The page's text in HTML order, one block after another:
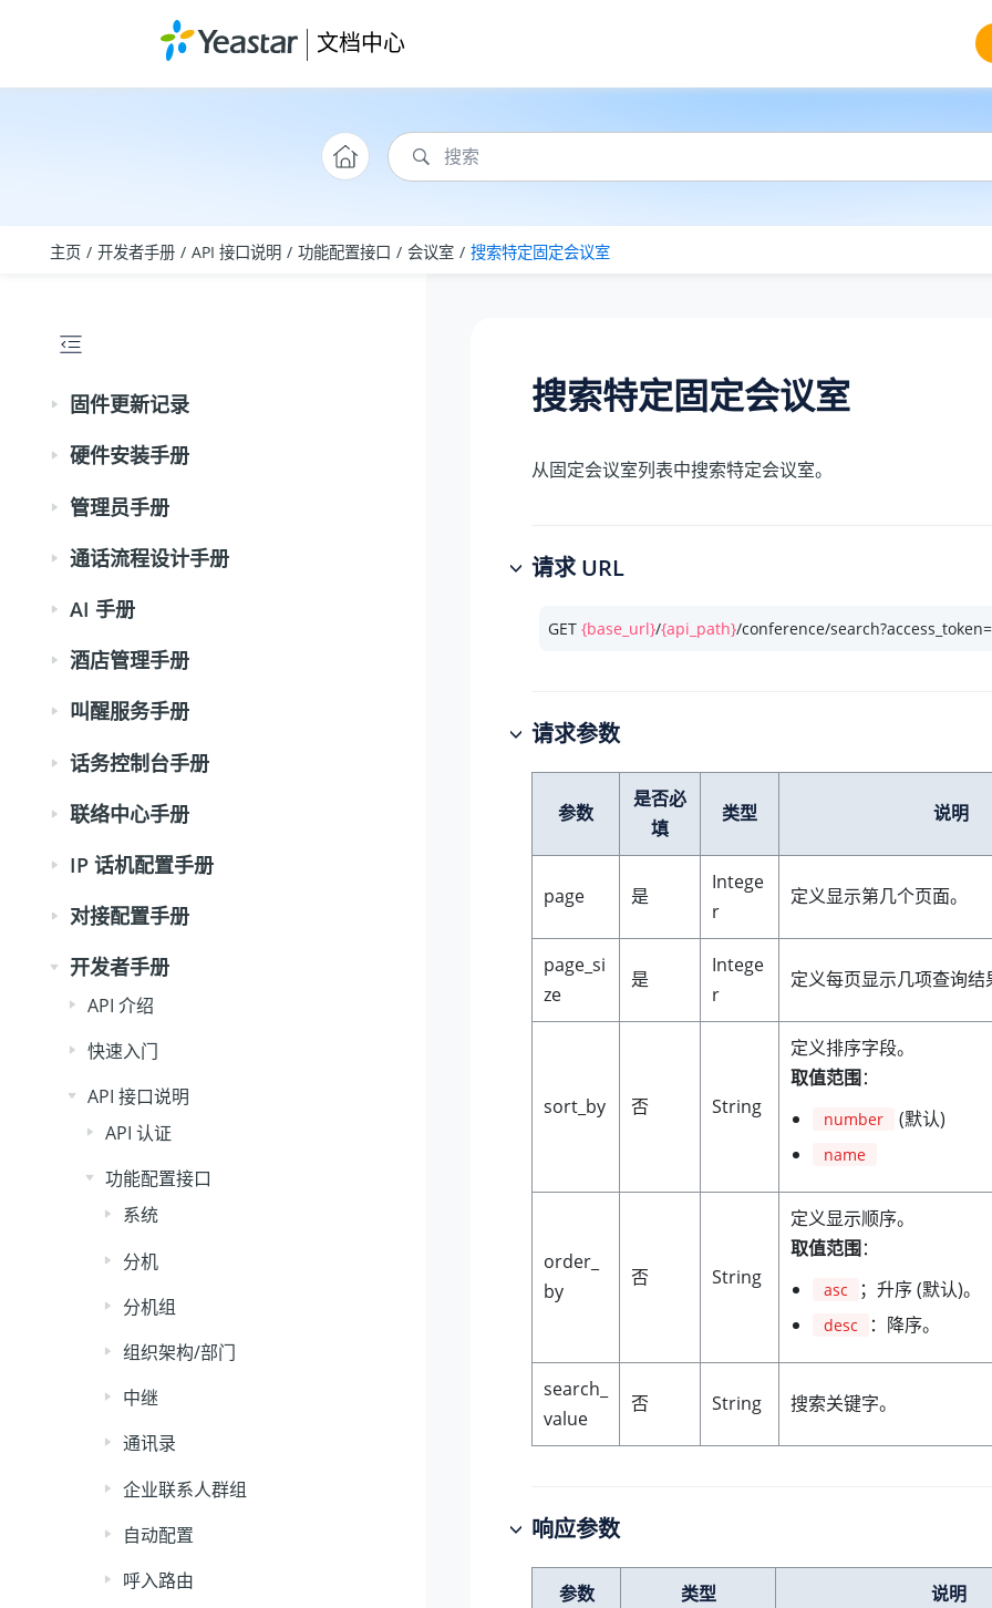
文档中心
主页 开发者手册 API 接口说明 功能配置接口 会议室 搜索特定固定会议室
固件更新记录
硬件安装手册
管理员手册
通话流程设计手册
AI 手册
酒店管理手册
叫醒服务手册
话务控制台手册
联络中心手册
IP 话机配置手册
对接配置手册
开发者手册
API 介绍
快速入门
API 接口说明
API 认证
功能配置接口
系统
分机
分机组
组织架构/部门
中继
通讯录
企业联系人群组
自动配置
呼入路由
搜索特定固定会议室
从固定会议室列表中搜索特定会议室。
请求 URL
GET {base_url}/{api_path}/conference/search?access_token=
请求参数
参数
是否必
填
类型 说明
page 是
Intege
r
定义显示第几个页面。
page_si
ze
是
Intege
r
定义每页显示几项查询结
sort_by 否 String
定义排序字段。
取值范围：
number (默认)
name
order_
by
否 String
定义显示顺序。
取值范围：
asc ；升序 (默认)。
desc ：降序。
search_
value
否 String 搜索关键字。
响应参数
参数 类型 说明